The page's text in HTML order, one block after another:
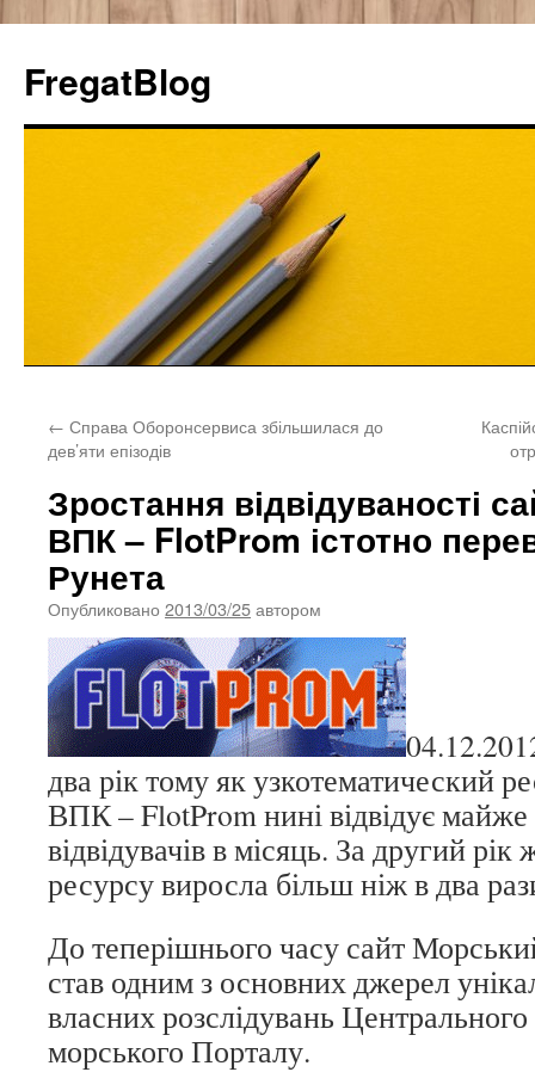
FregatBlog
← Справа Оборонсервиса збільшилася до
дев’яти епізодів
Зростання відвідуваності
ВПК – FlotProm істотно
Рунета
Опубликовано 2013/03/25автором
два рік тому як узкотематический
ВПК – FlotProm нині відвідує майже
відвідувачів в місяць. За другий рік
ресурсу виросла більш ніж в два
До теперішнього часу сайт
став одним з основних джерел
власних розслідувань
морського Порталу.